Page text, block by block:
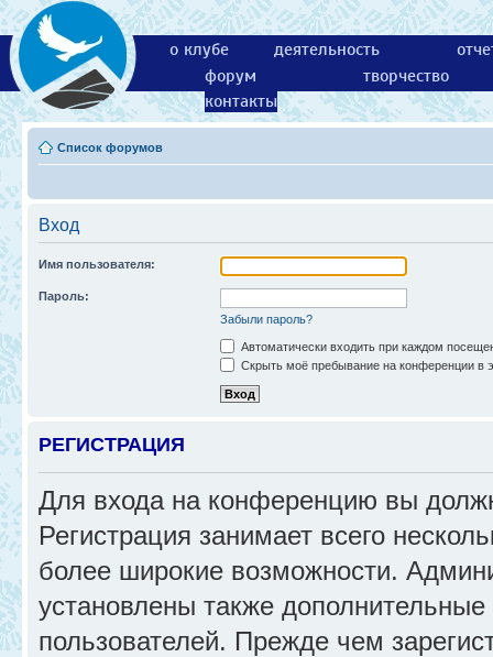
о клубе деятельность
форум
творчество
контакты
Список форумов
Вход
Имя пользователя:
Пароль:
Забыли пароль?
Автоматически входить при каждом
Скрыть моё пребывание на конференции в
РЕГИСТРАЦИЯ
Для входа на конференцию вы
Регистрация занимает всего
более широкие возможности.
установлены также
пользователей. Прежде чем